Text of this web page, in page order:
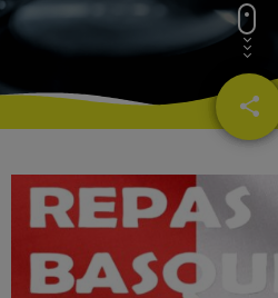
share
email